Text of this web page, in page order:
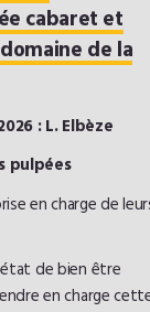
cabaret et
de la
: L. Elbèze
pulpées
en charge de
état de bien être
en charge